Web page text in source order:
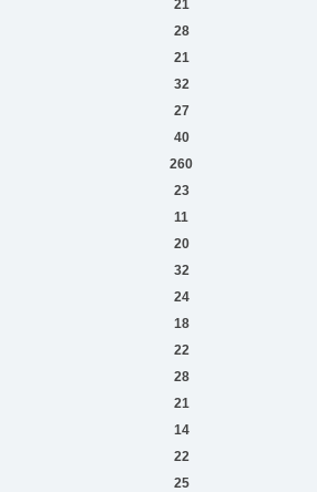
21
28
21
32
27
40
260
23
11
20
32
24
18
22
28
21
14
22
25